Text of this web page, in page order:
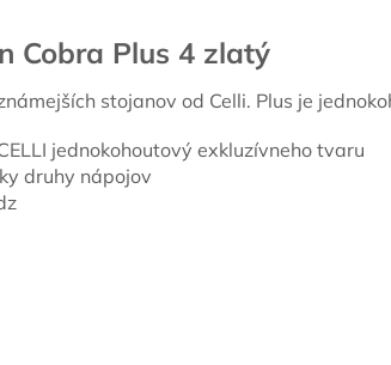
Cobra Plus 4 zlatý
stojanov od Celli. Plus je
jednokohoutový exkluzívneho tvaru
druhy nápojov